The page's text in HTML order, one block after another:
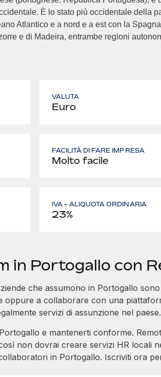
È lo stato più occidentale della
Atlantico e a nord e a est con la
e di Madeira, entrambe regioni
VALUTA
Euro
FACILITÀ DI FARE IMPRESA
Molto facile
IVA - ALIQUOTA ORDINARIA
23%
in Portogallo con
che assumono in Portogallo
oppure a collaborare con una
servizi di assunzione nel paese.
e mantenerti conforme.
non dovrai creare servizi HR locali
in Portogallo. Iscriviti ora